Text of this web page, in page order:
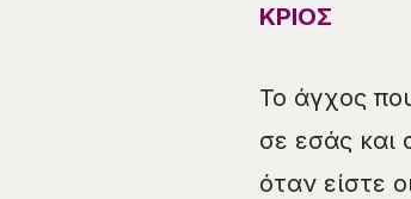
ΚΡΙΟΣ
Το άγχος
σε εσάς και
όταν είστε